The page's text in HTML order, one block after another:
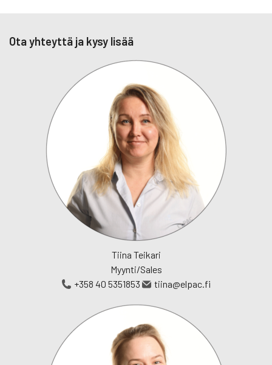
Ota yhteyttä ja kysy lisää
Tiina Teikari
Myynti/Sales
+358 40 5351853
tiina@elpac.fi